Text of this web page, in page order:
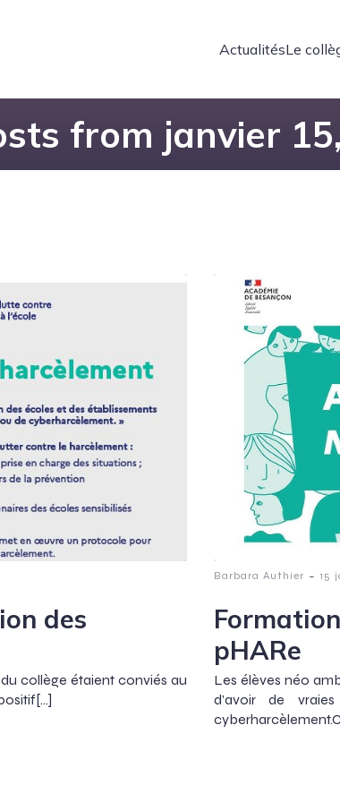
ActualitésLe
from janvier
des
du collège étaient conviés au
Barbara Authier - 15
pHARe
Les élèves néo
d’avoir de